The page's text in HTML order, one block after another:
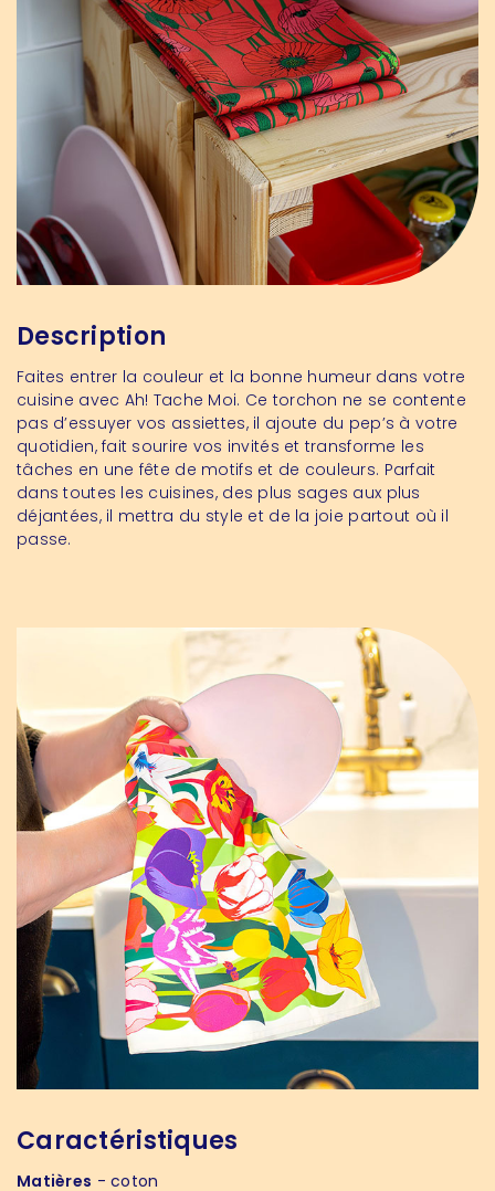
Description
Faites entrer la couleur et la bonne humeur dans votre
cuisine avec Ah! Tache Moi. Ce torchon ne se contente
pas d’essuyer vos assiettes, il ajoute du pep’s à votre
quotidien, fait sourire vos invités et transforme les
tâches en une fête de motifs et de couleurs. Parfait
dans toutes les cuisines, des plus sages aux plus
déjantées, il mettra du style et de la joie partout où il
passe.
Caractéristiques
Matières - coton